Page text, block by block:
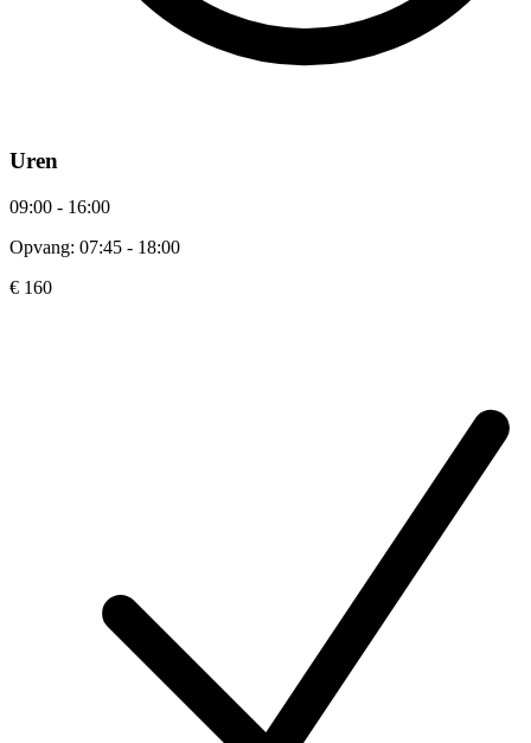
Uren
09:00 - 16:00
Opvang: 07:45 - 18:00
€ 160